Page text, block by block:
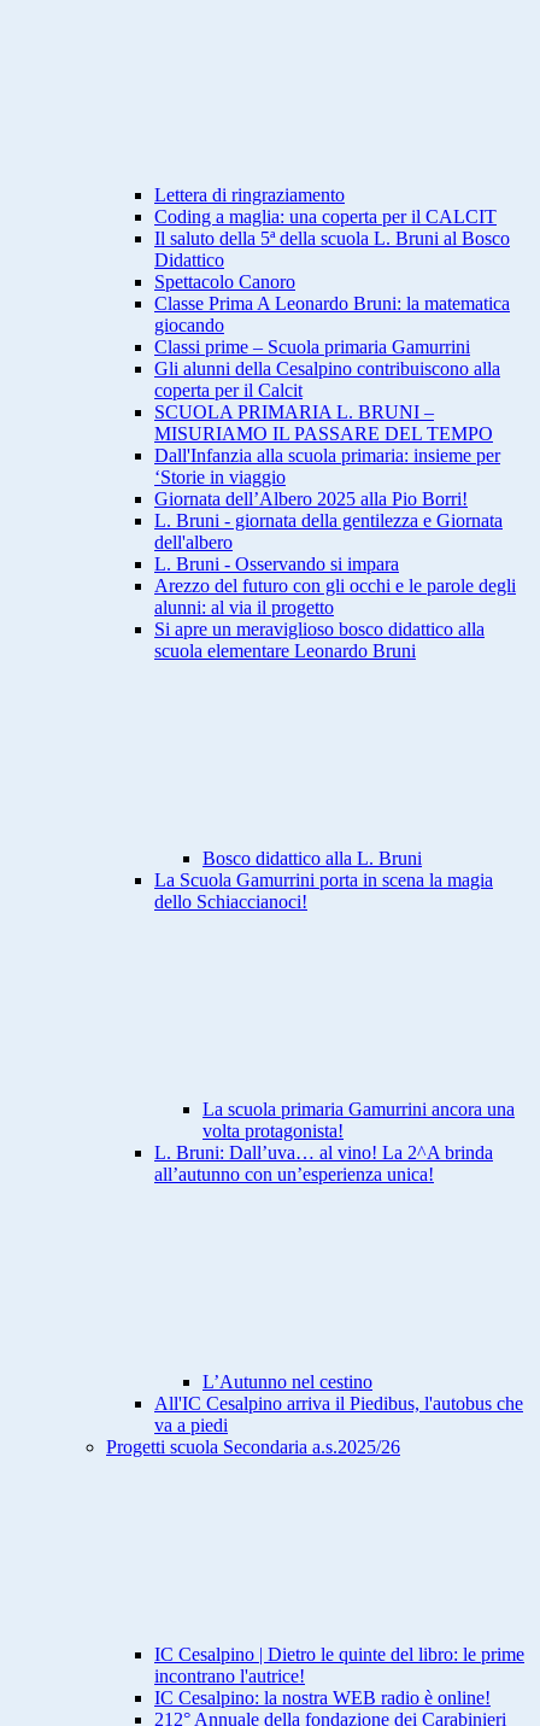
Lettera di ringraziamento
Coding a maglia: una coperta per il CALCIT
Il saluto della 5ª della scuola L. Bruni al Bosco
Didattico
Spettacolo Canoro
Classe Prima A Leonardo Bruni: la matematica
giocando
Classi prime – Scuola primaria Gamurrini
Gli alunni della Cesalpino contribuiscono alla
coperta per il Calcit
SCUOLA PRIMARIA L. BRUNI –
MISURIAMO IL PASSARE DEL TEMPO
Dall'Infanzia alla scuola primaria: insieme per
‘Storie in viaggio
Giornata dell’Albero 2025 alla Pio Borri!
L. Bruni - giornata della gentilezza e Giornata
dell'albero
L. Bruni - Osservando si impara
Arezzo del futuro con gli occhi e le parole degli
alunni: al via il progetto
Si apre un meraviglioso bosco didattico alla
scuola elementare Leonardo Bruni
Bosco didattico alla L. Bruni
La Scuola Gamurrini porta in scena la magia
dello Schiaccianoci!
La scuola primaria Gamurrini ancora una
volta protagonista!
L. Bruni: Dall’uva… al vino! La 2^A brinda
all’autunno con un’esperienza unica!
L’Autunno nel cestino
All'IC Cesalpino arriva il Piedibus, l'autobus che
va a piedi
Progetti scuola Secondaria a.s.2025/26
IC Cesalpino | Dietro le quinte del libro: le prime
incontrano l'autrice!
IC Cesalpino: la nostra WEB radio è online!
212° Annuale della fondazione dei Carabinieri